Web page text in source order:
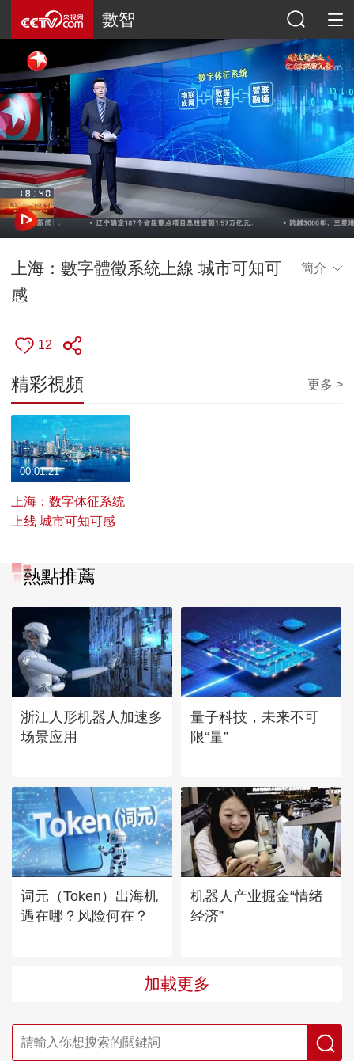
數智
上海：數字體徵系統上線 城市可知可
感
簡介
12
精彩視頻 更多 >
上海：数字体征系统
上线 城市可知可感
00:01:21
熱點推薦
浙江人形机器人加速多
场景应用
量子科技，未来不可
限“量”
词元（Token）出海机
遇在哪？风险何在？
机器人产业掘金“情绪
经济”
加載更多